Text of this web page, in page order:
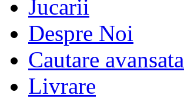
Jucarii
Despre Noi
Cautare avansata
Livrare